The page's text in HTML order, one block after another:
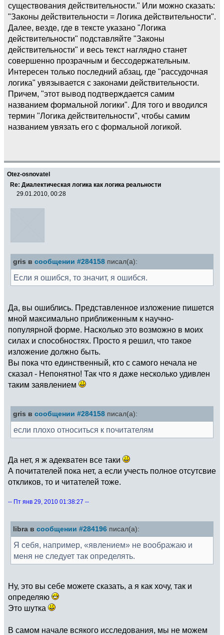
существования действительности." Или можно сказать:
"Законы действительности = Логика действительности".
Далее, везде, где в тексте указано "Логика
действительности" подставляйте "Законы
действительности" и весь текст наглядно станет
совершенно прозрачным и бессодержательным.
Интересен только последний абзац, где "рассудочная
логика" увязывается с законами действительности.
Причем, "этот вывод подтверждается самим
названием формальной логики". Для того и вводился
термин "Логика действительности", чтобы самим
названием увязать его с формальной логикой.
Otez-osnovatel
Re: Диалектическая логика как логика реальности
29.01.2010, 00:28
gris в сообщении #284158 писал(а):
Если я ошибся, то значит, я ошибся.
Да, вы ошиблись. Представленное изложение пишется
мной максимально приближенным к научно-
популярной форме. Насколько это возможно в моих
силах и способностях. Просто я решил, что такое
изложение должно быть.
Вы пока что единственный, кто с самого нечала не
сказал - Непонятно! Так что я даже несколько удивлен
таким заявлением
gris в сообщении #284158 писал(а):
если плохо относиться к почитателям
Да нет, я ж адекватен все таки
А почитателей пока нет, а если учесть полное отсутсвие
откликов, то и читателей тоже.
-- Пт янв 29, 2010 01:38:27 --
libra в сообщении #284196 писал(а):
Я себя, например, «явлением» не воображаю и
меня не следует так определять.
Ну, это вы себе можете сказать, а я как хочу, так и
определяю
Это шутка
В самом начале всякого исследования, мы не можем